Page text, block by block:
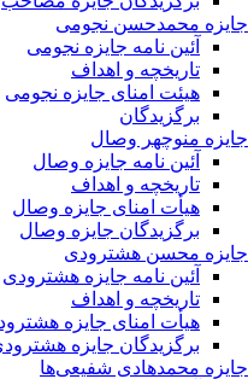
جایزه محمدحسن نجومی
آئین نامه جایزه نجومی
تاریخچه و اهداف
هیئت امنای جایزه نجومی
برگزیدگان
جایزه منوچهر وصال
آئین نامه جایزه وصال
تاریخچه و اهداف
هیأت امنای جایزه وصال
برگزیدگان جایزه وصال
جایزه محسن هشترودی
آئین نامه جایزه هشترودی
تاریخچه و اهداف
هیأت امنای جایزه
برگزیدگان جایزه
جایزه محمدهادی شفیعی‌ها